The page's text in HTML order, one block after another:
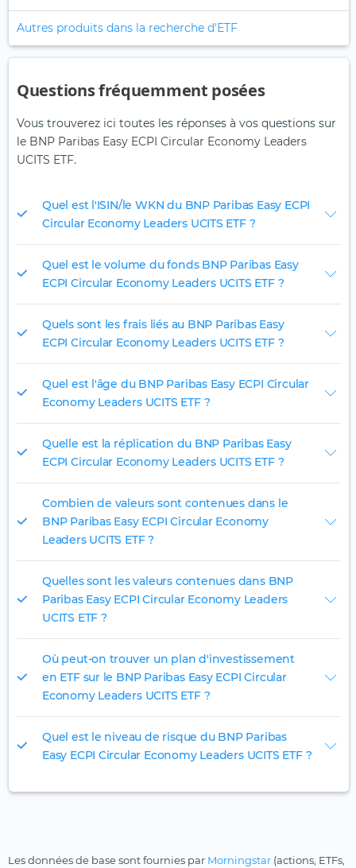
Autres produits dans la recherche d'ETF
Questions fréquemment posées
Vous trouverez ici toutes les réponses à vos questions sur
le BNP Paribas Easy ECPI Circular Economy Leaders
UCITS ETF.
Quel est l'ISIN/le WKN du BNP Paribas Easy ECPI
Circular Economy Leaders UCITS ETF ?
Quel est le volume du fonds BNP Paribas Easy
ECPI Circular Economy Leaders UCITS ETF ?
Quels sont les frais liés au BNP Paribas Easy
ECPI Circular Economy Leaders UCITS ETF ?
Quel est l'âge du BNP Paribas Easy ECPI Circular
Economy Leaders UCITS ETF ?
Quelle est la réplication du BNP Paribas Easy
ECPI Circular Economy Leaders UCITS ETF ?
Combien de valeurs sont contenues dans le
BNP Paribas Easy ECPI Circular Economy
Leaders UCITS ETF ?
Quelles sont les valeurs contenues dans BNP
Paribas Easy ECPI Circular Economy Leaders
UCITS ETF ?
Où peut-on trouver un plan d'investissement
en ETF sur le BNP Paribas Easy ECPI Circular
Economy Leaders UCITS ETF ?
Quel est le niveau de risque du BNP Paribas
Easy ECPI Circular Economy Leaders UCITS ETF ?
Les données de base sont fournies par Morningstar (actions, ETFs,